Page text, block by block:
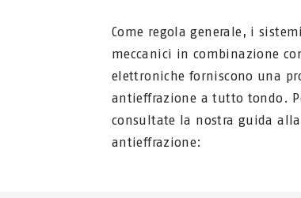
Come regola generale, i
meccanici in combinazione
elettroniche forniscono una
antieffrazione a tutto tondo.
consultate la nostra guida
antieffrazione: